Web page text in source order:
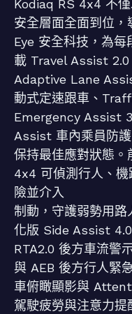
Kodiaq RS 4x4 不
安全層面全面到位
Eye 安全科技，為
載 Travel Assist 2.0
Adaptive Lane
動式定速跟車、
Emergency Assist
Assist 車內乘員防
保持最佳應對狀態
4x4 可偵測行人、
險並介入
制動，守護弱勢用路
化版 Side Assist
RTA2.0 後方車流警
與 AEB 後方行人緊
車俯瞰顯影與
駕駛疲勞與注意力